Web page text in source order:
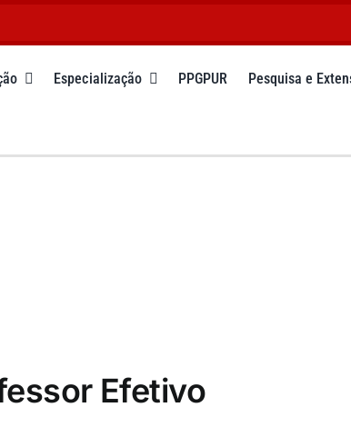
Especialização PPGPUR Pesquisa e
Efetivo